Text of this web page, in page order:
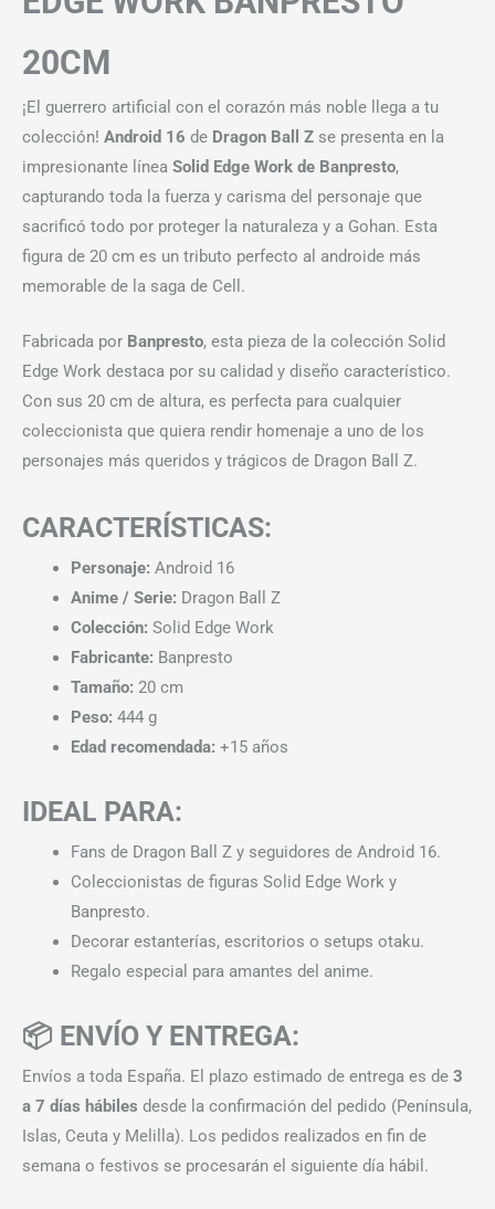
20CM
¡El guerrero artificial con el corazón más noble llega a tu
colección! Android 16 de Dragon Ball Z se presenta en la
impresionante línea Solid Edge Work de Banpresto,
capturando toda la fuerza y carisma del personaje que
sacrificó todo por proteger la naturaleza y a Gohan. Esta
figura de 20 cm es un tributo perfecto al androide más
memorable de la saga de Cell.
Fabricada por Banpresto, esta pieza de la colección Solid
Edge Work destaca por su calidad y diseño característico.
Con sus 20 cm de altura, es perfecta para cualquier
coleccionista que quiera rendir homenaje a uno de los
personajes más queridos y trágicos de Dragon Ball Z.
CARACTERÍSTICAS:
Personaje: Android 16
Anime / Serie: Dragon Ball Z
Colección: Solid Edge Work
Fabricante: Banpresto
Tamaño: 20 cm
Peso: 444 g
Edad recomendada: +15 años
IDEAL PARA:
Fans de Dragon Ball Z y seguidores de Android 16.
Coleccionistas de figuras Solid Edge Work y
Banpresto.
Decorar estanterías, escritorios o setups otaku.
Regalo especial para amantes del anime.
📦 ENVÍO Y ENTREGA:
Envíos a toda España. El plazo estimado de entrega es de 3
a 7 días hábiles desde la confirmación del pedido (Península,
Islas, Ceuta y Melilla). Los pedidos realizados en fin de
semana o festivos se procesarán el siguiente día hábil.